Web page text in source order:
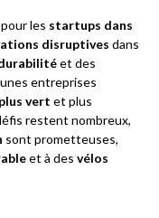
les startups dans
disruptives dans
et des
entreprises
vert et plus
restent nombreux,
sont prometteuses,
et à des vélos